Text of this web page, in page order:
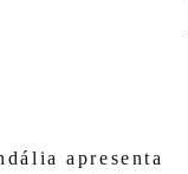
apresenta